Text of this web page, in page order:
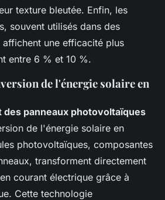
texture bleutée. Enfin, les
souvent utilisés dans des
une efficacité plus
entre 6 % et 10 %.
de l'énergie solaire en
panneaux photovoltaïques
de l'énergie solaire en
photovoltaïques, composantes
transforment directement
courant électrique grâce à
Cette technologie